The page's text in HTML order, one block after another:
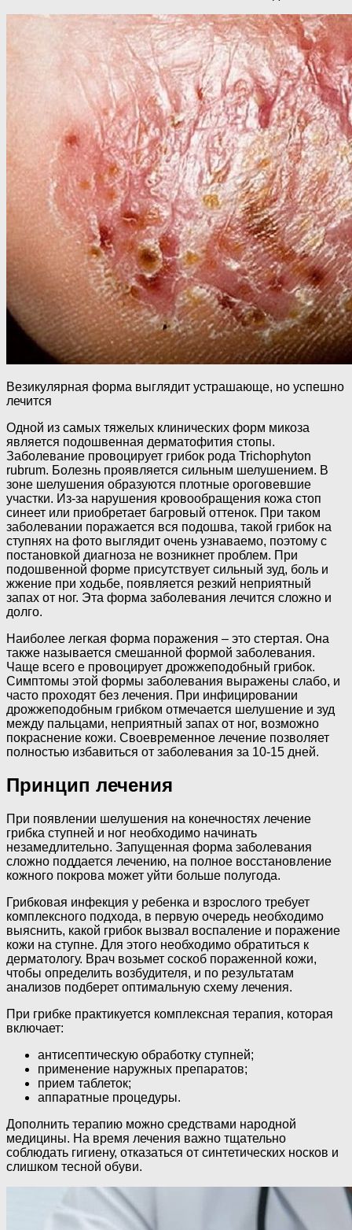
Везикулярная форма выглядит устрашающе, но успешно
лечится
Одной из самых тяжелых клинических форм микоза
является подошвенная дерматофития стопы.
Заболевание провоцирует грибок рода Trichophyton
rubrum. Болезнь проявляется сильным шелушением. В
зоне шелушения образуются плотные ороговевшие
участки. Из-за нарушения кровообращения кожа стоп
синеет или приобретает багровый оттенок. При таком
заболевании поражается вся подошва, такой грибок на
ступнях на фото выглядит очень узнаваемо, поэтому с
постановкой диагноза не возникнет проблем. При
подошвенной форме присутствует сильный зуд, боль и
жжение при ходьбе, появляется резкий неприятный
запах от ног. Эта форма заболевания лечится сложно и
долго.
Наиболее легкая форма поражения – это стертая. Она
также называется смешанной формой заболевания.
Чаще всего е провоцирует дрожжеподобный грибок.
Симптомы этой формы заболевания выражены слабо, и
часто проходят без лечения. При инфицировании
дрожжеподобным грибком отмечается шелушение и зуд
между пальцами, неприятный запах от ног, возможно
покраснение кожи. Своевременное лечение позволяет
полностью избавиться от заболевания за 10-15 дней.
Принцип лечения
При появлении шелушения на конечностях лечение
грибка ступней и ног необходимо начинать
незамедлительно. Запущенная форма заболевания
сложно поддается лечению, на полное восстановление
кожного покрова может уйти больше полугода.
Грибковая инфекция у ребенка и взрослого требует
комплексного подхода, в первую очередь необходимо
выяснить, какой грибок вызвал воспаление и поражение
кожи на ступне. Для этого необходимо обратиться к
дерматологу. Врач возьмет соскоб пораженной кожи,
чтобы определить возбудителя, и по результатам
анализов подберет оптимальную схему лечения.
При грибке практикуется комплексная терапия, которая
включает:
антисептическую обработку ступней;
применение наружных препаратов;
прием таблеток;
аппаратные процедуры.
Дополнить терапию можно средствами народной
медицины. На время лечения важно тщательно
соблюдать гигиену, отказаться от синтетических носков и
слишком тесной обуви.